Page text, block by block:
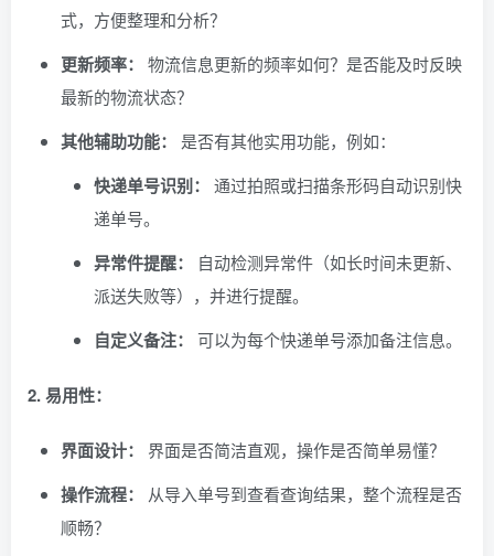
式，方便整理和分析？
更新频率：
物流信息更新的频率如何？是否能及时反映
最新的物流状态？
其他辅助功能： 是否有其他实用功能，例如：
快递单号识别：
通过拍照或扫描条形码自动识别快
递单号。
异常件提醒：
自动检测异常件（如长时间未更新、
派送失败等），并进行提醒。
自定义备注： 可以为每个快递单号添加备注信息。
2. 易用性：
界面设计： 界面是否简洁直观，操作是否简单易懂？
操作流程：
从导入单号到查看查询结果，整个流程是否
顺畅？